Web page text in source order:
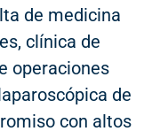
de medicina
clínica de
operaciones
de
con altos